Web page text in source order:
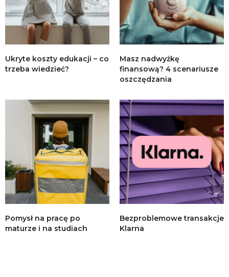
Ukryte koszty edukacji – co
trzeba wiedzieć?
Masz nadwyżkę
finansową? 4 scenariusze
oszczędzania
Pomysł na pracę po
maturze i na studiach
Bezproblemowe transakcje
Klarna